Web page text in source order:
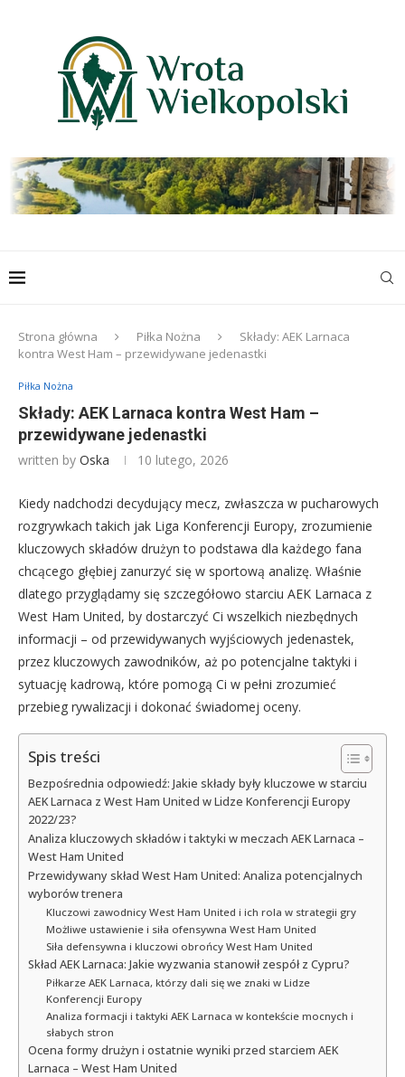
Strona główna Piłka Nożna
Składy: AEK Larnaca
kontra West Ham – przewidywane jedenastki
Piłka Nożna
Składy: AEK Larnaca kontra West Ham –
przewidywane jedenastki
written by Oska 10 lutego, 2026
Kiedy nadchodzi decydujący mecz, zwłaszcza w pucharowych
rozgrywkach takich jak Liga Konferencji Europy, zrozumienie
kluczowych składów drużyn to podstawa dla każdego fana
chcącego głębiej zanurzyć się w sportową analizę. Właśnie
dlatego przyglądamy się szczegółowo starciu AEK Larnaca z
West Ham United, by dostarczyć Ci wszelkich niezbędnych
informacji – od przewidywanych wyjściowych jedenastek,
przez kluczowych zawodników, aż po potencjalne taktyki i
sytuację kadrową, które pomogą Ci w pełni zrozumieć
przebieg rywalizacji i dokonać świadomej oceny.
Spis treści
Bezpośrednia odpowiedź: Jakie składy były kluczowe w starciu
AEK Larnaca z West Ham United w Lidze Konferencji Europy
2022/23?
Analiza kluczowych składów i taktyki w meczach AEK Larnaca –
West Ham United
Przewidywany skład West Ham United: Analiza potencjalnych
wyborów trenera
Kluczowi zawodnicy West Ham United i ich rola w strategii gry
Możliwe ustawienie i siła ofensywna West Ham United
Siła defensywna i kluczowi obrońcy West Ham United
Skład AEK Larnaca: Jakie wyzwania stanowił zespół z Cypru?
Piłkarze AEK Larnaca, którzy dali się we znaki w Lidze
Konferencji Europy
Analiza formacji i taktyki AEK Larnaca w kontekście mocnych i
słabych stron
Ocena formy drużyn i ostatnie wyniki przed starciem AEK
Larnaca – West Ham United